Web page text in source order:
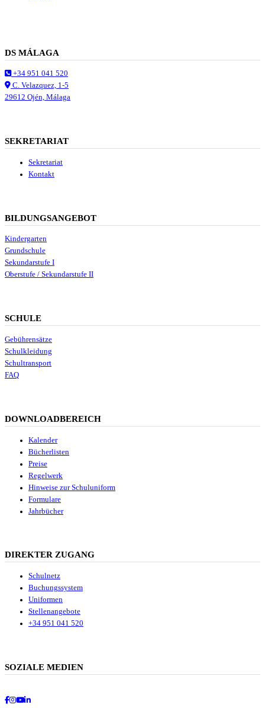
DS MÁLAGA
+34 951 041 520
C. Velazquez, 1-5
29612 Ojén, Málaga
SEKRETARIAT
Sekretariat
Kontakt
BILDUNGSANGEBOT
Kindergarten
Grundschule
Sekundarstufe I
Oberstufe / Sekundarstufe II
SCHULE
Gebührensätze
Schulkleidung
Schultransport
FAQ
DOWNLOADBEREICH
Kalender
Bücherlisten
Preise
Regelwerk
Hinweise zur Schuluniform
Formulare
Jahrbücher
DIREKTER ZUGANG
Schulnetz
Buchungssystem
Uniformen
Stellenangebote
+34 951 041 520
SOZIALE MEDIEN